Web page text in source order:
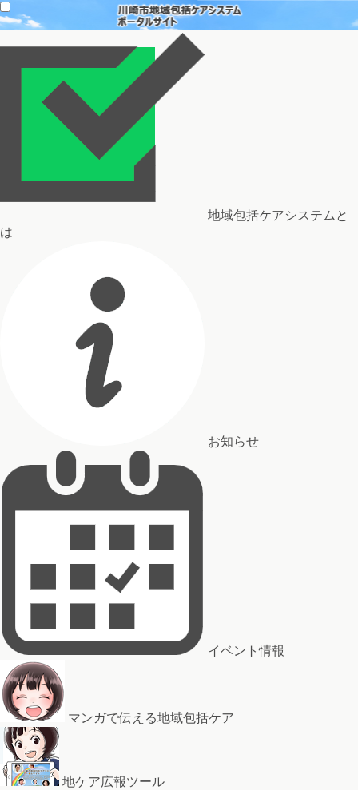
地域包括ケアシステムと
は
お知らせ
イベント情報
マンガで伝える地域包括ケア
地ケア広報ツール